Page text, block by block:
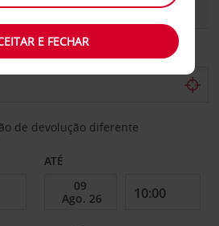
COMERCIAIS
de devolução diferente
ATÉ
E FECHAR